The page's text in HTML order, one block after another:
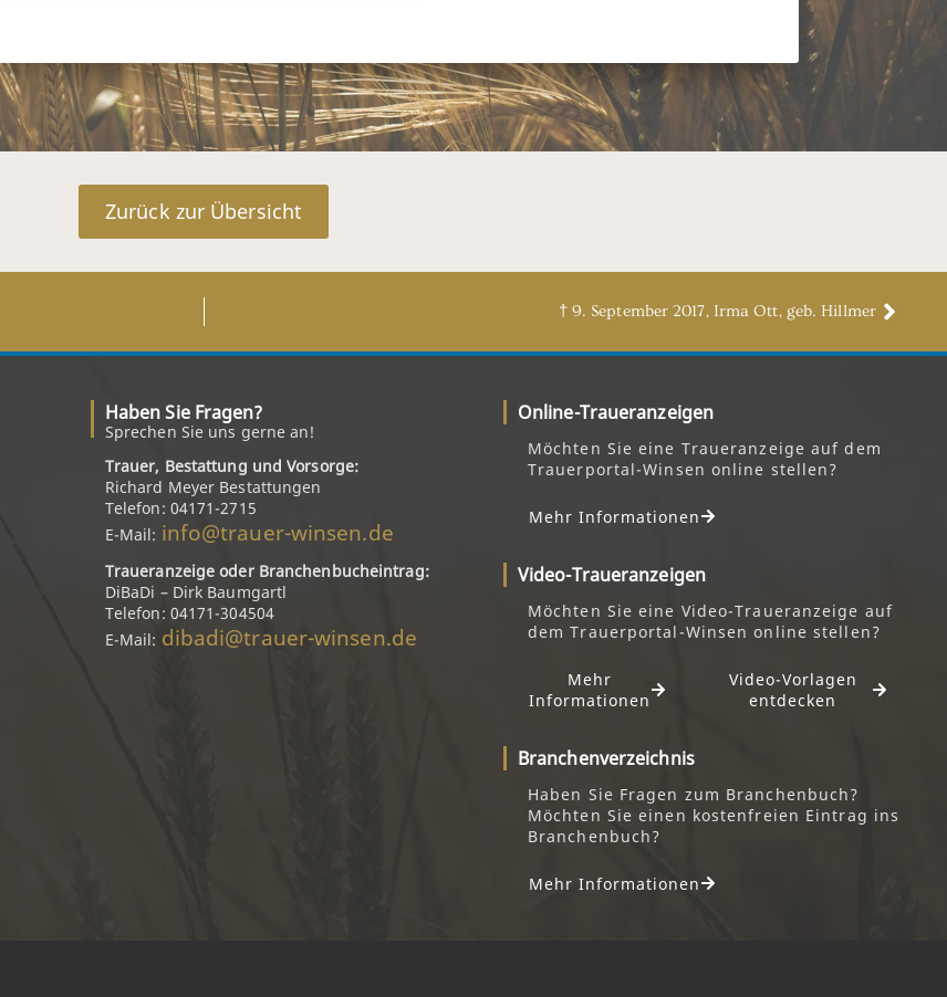
Zurück zur Übersicht
† 9. September 2017, Irma Ott, geb. Hillmer
Haben Sie Fragen?
Sprechen Sie uns gerne an!
Trauer, Bestattung und Vorsorge:
Richard Meyer Bestattungen
Telefon: 04171-2715
E-Mail: info@trauer-winsen.de
Traueranzeige oder Branchenbucheintrag:
DiBaDi – Dirk Baumgartl
Telefon: 04171-304504
E-Mail: dibadi@trauer-winsen.de
Online-Traueranzeigen
Möchten Sie eine Traueranzeige auf dem
Trauerportal-Winsen online stellen?
Mehr Informationen
Video-Traueranzeigen
Möchten Sie eine Video-Traueranzeige auf
dem Trauerportal-Winsen online stellen?
Mehr
Informationen
Video-Vorlagen
entdecken
Branchenverzeichnis
Haben Sie Fragen zum Branchenbuch?
Möchten Sie einen kostenfreien Eintrag ins
Branchenbuch?
Mehr Informationen